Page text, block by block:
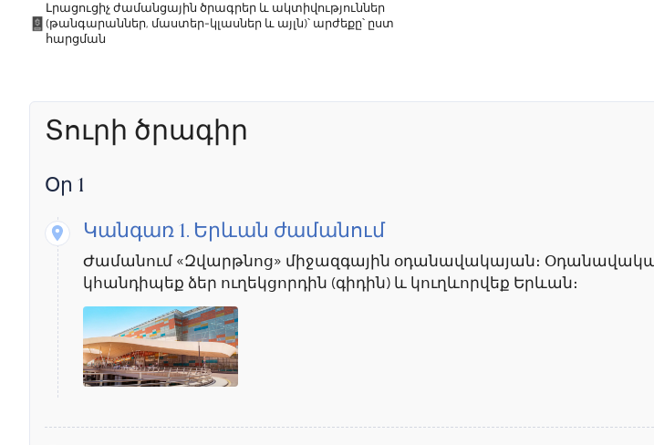
Լրացուցիչ ժամանցային ծրագրեր և ակտիվություններ
(թանգարաններ, մաստեր-կլասներ և այլն)՝ արժեքը՝ ըստ
հարցման
Տուրի ծրագիր
Օր 1
Կանգառ 1. Երևան ժամանում
Ժամանում «Զվարթնոց» միջազգային օդանավակայան։
կհանդիպեք ձեր ուղեկցորդին (գիդին) և կուղևորվեք Երևան։